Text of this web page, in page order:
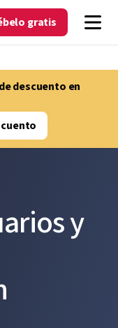
gratis
descuento en
y